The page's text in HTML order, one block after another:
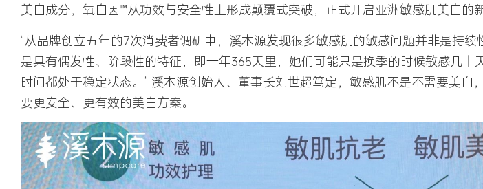
美白成分，氧白因™从功效与安全性上形成颠覆式突破，正式开启亚洲敏感肌美白的新
“从品牌创立五年的7次消费者调研中，溪木源发现很多敏感肌的敏感问题并非是持续
是具有偶发性、阶段性的特征，即一年365天里，她们可能只是换季的时候敏感几十
时间都处于稳定状态。” 溪木源创始人、董事长刘世超笃定，敏感肌不是不需要美白
要更安全、更有效的美白方案。